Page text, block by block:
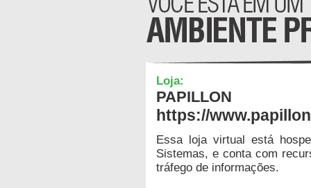
Loja:
PAPILLON
https://
Essa loja virtual está
Sistemas, e conta com
tráfego de informações.